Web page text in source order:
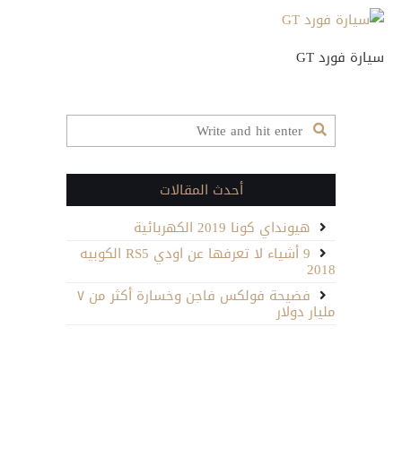
سيارة فورد GT
أحدث المقالات
هيونداي كونا 2019 الكهربائية
9 أشياء لا تعرفها عن اودي RS5 الكوبيه
2018
فضيحة فولكس فاجن وخسارة أكثر من ٧
مليار دولار